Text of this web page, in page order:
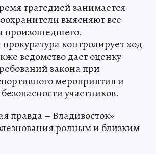
трагедией занимается
выясняют все
произошедшего.
контролирует ход
ведомство даст оценку
закона при
мероприятия и
участников.
правда – Владивосток»
родным и близким